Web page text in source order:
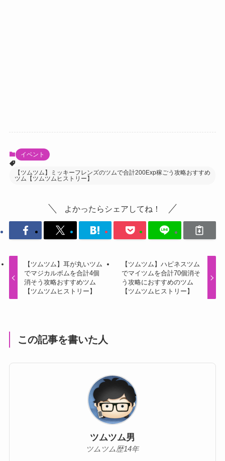
イベント
【ツムツム】ミッキーフレンズのツムで合計200Exp稼ごう攻略おすすめ
ツム【ツムツムヒストリー】
よかったらシェアしてね！
【ツムツム】耳が丸いツム
でマジカルボムを合計4個
消そう攻略おすすめツム
【ツムツムヒストリー】
【ツムツム】ハピネスツム
でマイツムを合計70個消そ
う攻略におすすめのツム
【ツムツムヒストリー】
この記事を書いた人
ツムツム男
ツムツム歴14年